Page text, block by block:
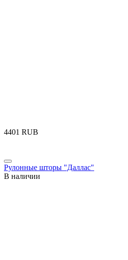
‍4401‍ RUB
Рулонные шторы "Даллас"
В наличии